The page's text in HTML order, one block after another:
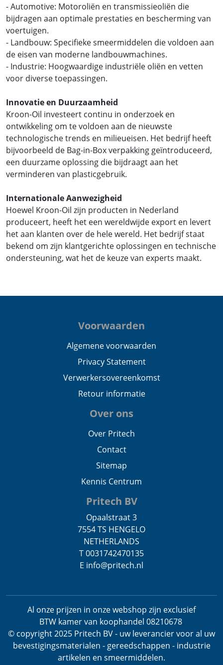
- Automotive: Motoroliën en transmissieoliën die
bijdragen aan optimale prestaties en bescherming van
voertuigen.
- Landbouw: Specifieke smeermiddelen die voldoen aan
de eisen van moderne landbouwmachines.
- Industrie: Hoogwaardige industriële oliën en vetten
voor diverse toepassingen.
Innovatie en Duurzaamheid
Kroon-Oil investeert continu in onderzoek en
ontwikkeling om te voldoen aan de nieuwste
technologische trends en milieueisen. Het bedrijf heeft
bijvoorbeeld de Bag-in-Box verpakking geïntroduceerd,
een duurzame oplossing die bijdraagt aan het
verminderen van plasticgebruik.
Internationale Aanwezigheid
Hoewel Kroon-Oil zijn producten in Nederland
produceert, heeft het een wereldwijde export en levert
het aan klanten over de hele wereld. Het bedrijf staat
bekend om zijn klantgerichte oplossingen en technische
ondersteuning, wat het de keuze van experts maakt.
Voorwaarden
Algemene voorwaarden
Privacy Statement
Verwerkersovereenkomst
Retour informatie
Over ons
Over Pritech
Contact
Sitemap
Kennis Centrum
Pritech BV
Opaalstraat 3
7554 TS HENGELO
NETHERLANDS
T 0031742470135
E info@pritech.nl
Al onze prijzen in onze webshop zijn exclusief
BTW kamer van koophandel 08210678.
© copyright 2025 Pritech BV - uw leverancier voor al uw
bevestigingsmaterialen - gereedschappen - industrie
artikelen en smeermiddelen.